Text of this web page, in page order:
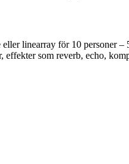
linearray för 10 personer
som reverb, echo,